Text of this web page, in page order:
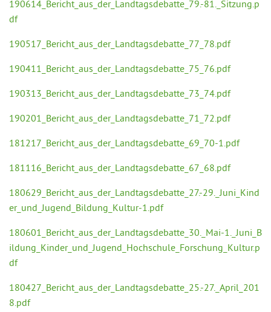
190614_Bericht_aus_der_Landtagsdebatte_79.-81._Sitzung.p
df
190517_Bericht_aus_der_Landtagsdebatte_77_78.pdf
190411_Bericht_aus_der_Landtagsdebatte_75_76.pdf
190313_Bericht_aus_der_Landtagsdebatte_73_74.pdf
190201_Bericht_aus_der_Landtagsdebatte_71_72.pdf
181217_Bericht_aus_der_Landtagsdebatte_69_70-1.pdf
181116_Bericht_aus_der_Landtagsdebatte_67_68.pdf
180629_Bericht_aus_der_Landtagsdebatte_27.-29._Juni_Kind
er_und_Jugend_Bildung_Kultur-1.pdf
180601_Bericht_aus_der_Landtagsdebatte_30._Mai-1._Juni_B
ildung_Kinder_und_Jugend_Hochschule_Forschung_Kultur.p
df
180427_Bericht_aus_der_Landtagsdebatte_25.-27._April_201
8.pdf